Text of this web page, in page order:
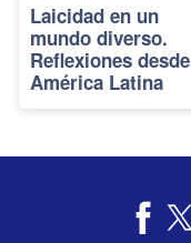
Laicidad en un
mundo diverso.
Reflexiones desde
América Latina